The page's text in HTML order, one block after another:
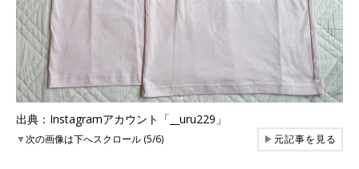
出典：Instagramアカウント「__uru229」
▼次の画像は下へスクロール (5/6) ▶元記事を見る